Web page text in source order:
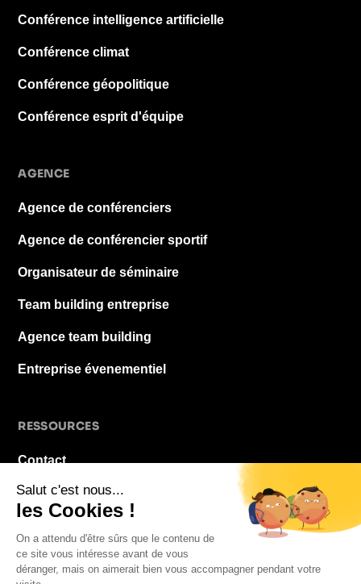
Conférence intelligence artificielle
Conférence climat
Conférence géopolitique
Conférence esprit d'équipe
AGENCE
Agence de conférenciers
Agence de conférencier sportif
Organisateur de séminaire
Team building entreprise
Agence team building
Entreprise évenementiel
RESSOURCES
Contact
À propos
FAQ